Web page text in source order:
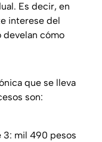
Es decir, en
interese del
develan cómo
que se lleva
son:
3: mil 490 pesos